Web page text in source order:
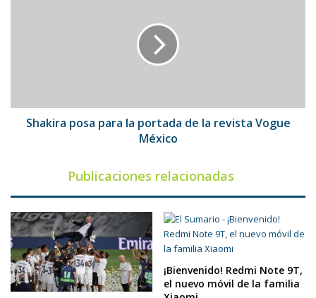
Vogue
MéxicoShakira posa para la portada de la revista Vogue
México
Publicaciones relacionadas
¡Bienvenido! Redmi Note 9T,
el nuevo móvil de la familia